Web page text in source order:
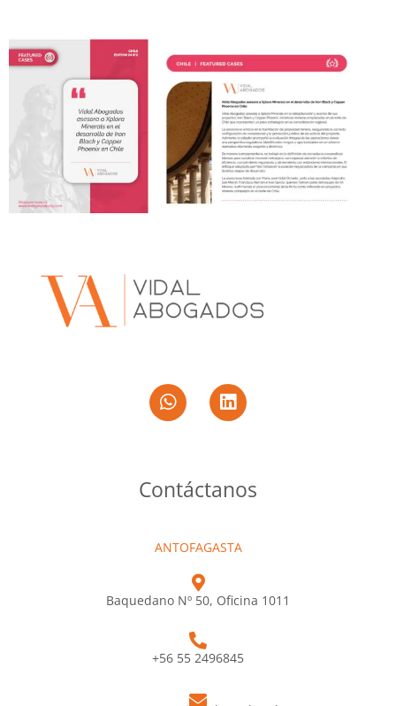
Contáctanos
ANTOFAGASTA
Baquedano Nº 50, Oficina 1011
+56 55 2496845